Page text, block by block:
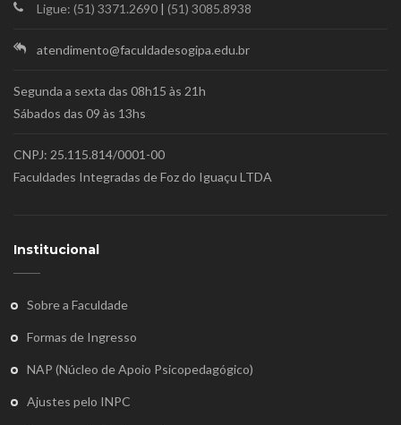
Ligue: (51) 3371.2690 | (51) 3085.8938
atendimento@faculdadesogipa.edu.br
Segunda a sexta das 08h15 às 21h
Sábados das 09 às 13hs
CNPJ: 25.115.814/0001-00
Faculdades Integradas de Foz do Iguaçu LTDA
Institucional
Sobre a Faculdade
Formas de Ingresso
NAP (Núcleo de Apoio Psicopedagógico)
Ajustes pelo INPC